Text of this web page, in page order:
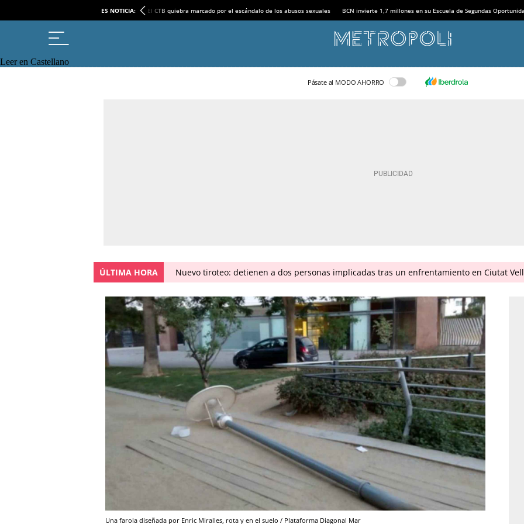
ES NOTICIA: El CTB quiebra marcado por el escándalo de los abusos sexuales BCN invierte 1,7 millones en su Escuela de Segundas
Leer en Castellano
Pásate al MODO AHORRO
ÚLTIMA HORA Nuevo tiroteo: detienen a dos personas implicadas tras un enfrentamiento en Ciutat
Una farola diseñada por Enric Miralles, rota y en el suelo / Plataforma Diagonal Mar